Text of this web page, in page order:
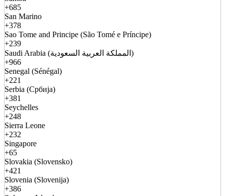
+685
San Marino
+378
Sao Tome and Principe (São Tomé e Príncipe)
+239
Saudi Arabia (المملكة العربية السعودية)
+966
Senegal (Sénégal)
+221
Serbia (Србија)
+381
Seychelles
+248
Sierra Leone
+232
Singapore
+65
Slovakia (Slovensko)
+421
Slovenia (Slovenija)
+386